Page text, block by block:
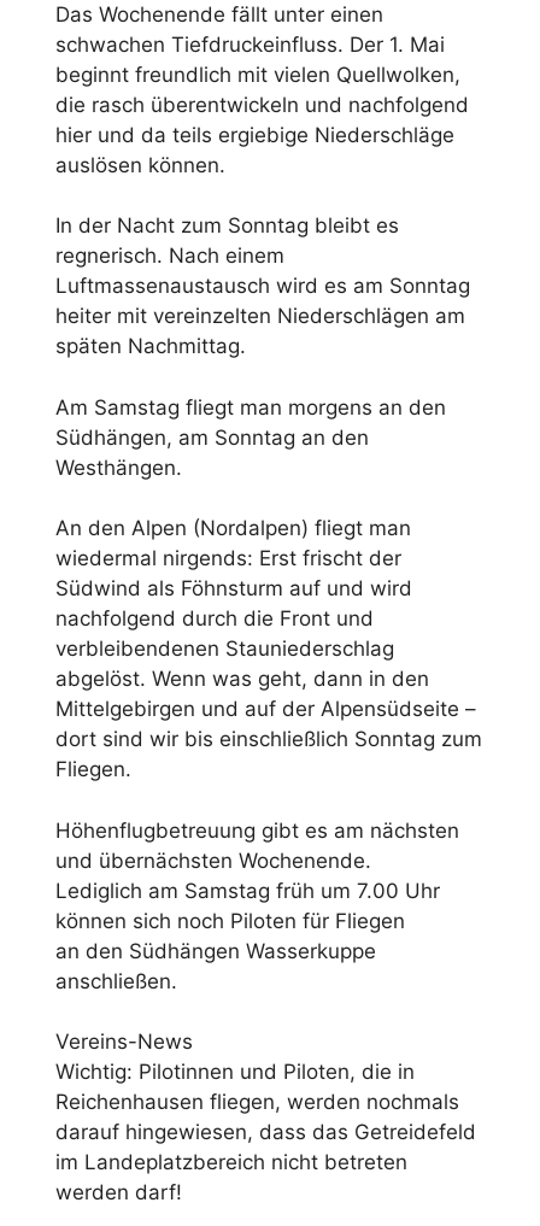
Das Wochenende fällt unter einen
schwachen Tiefdruckeinfluss. Der 1. Mai
beginnt freundlich mit vielen Quellwolken,
die rasch überentwickeln und nachfolgend
hier und da teils ergiebige Niederschläge
auslösen können.
In der Nacht zum Sonntag bleibt es
regnerisch. Nach einem
Luftmassenaustausch wird es am Sonntag
heiter mit vereinzelten Niederschlägen am
späten Nachmittag.
Am Samstag fliegt man morgens an den
Südhängen, am Sonntag an den
Westhängen.
An den Alpen (Nordalpen) fliegt man
wiedermal nirgends: Erst frischt der
Südwind als Föhnsturm auf und wird
nachfolgend durch die Front und
verbleibendenen Stauniederschlag
abgelöst. Wenn was geht, dann in den
Mittelgebirgen und auf der Alpensüdseite –
dort sind wir bis einschließlich Sonntag zum
Fliegen.
Höhenflugbetreuung gibt es am nächsten
und übernächsten Wochenende.
Lediglich am Samstag früh um 7.00 Uhr
können sich noch Piloten für Fliegen
an den Südhängen Wasserkuppe
anschließen.
Vereins-News
Wichtig: Pilotinnen und Piloten, die in
Reichenhausen fliegen, werden nochmals
darauf hingewiesen, dass das Getreidefeld
im Landeplatzbereich nicht betreten
werden darf!